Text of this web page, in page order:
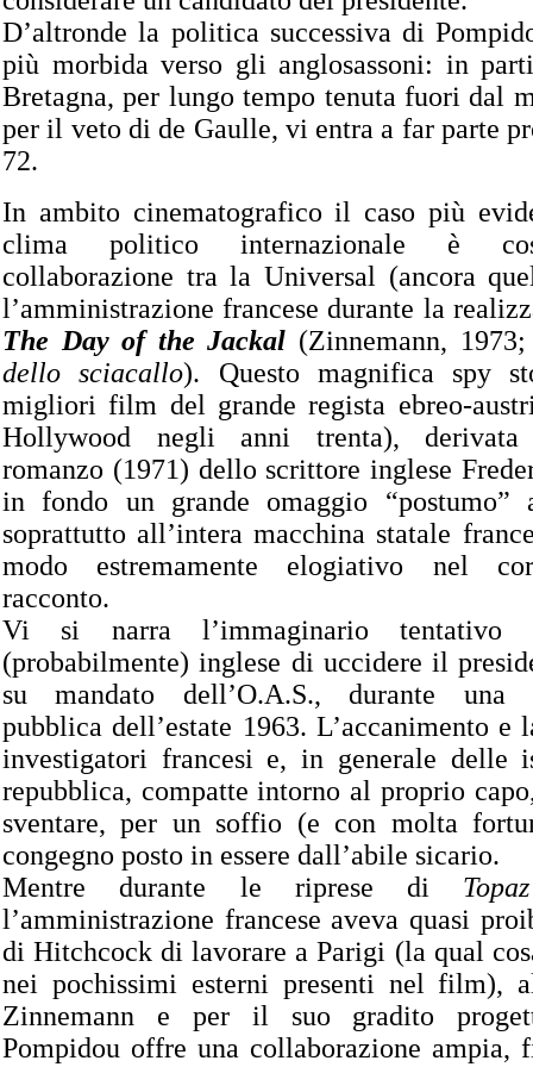
D’altronde la politica successiva di
più morbida verso gli anglosassoni: in
Bretagna, per lungo tempo tenuta fuori dal
per il veto di de Gaulle, vi entra a far parte
72.
In ambito cinematografico il caso più
clima politico internazionale è
collaborazione tra la Universal (ancora
l’amministrazione francese durante la
The Day of the Jackal (Zinnemann,
dello sciacallo). Questo magnifica spy
migliori film del grande regista ebreo-
Hollywood negli anni trenta), derivata
romanzo (1971) dello scrittore inglese
in fondo un grande omaggio
soprattutto all’intera macchina statale
modo estremamente elogiativo nel
racconto.
Vi si narra l’immaginario
(probabilmente) inglese di uccidere il
su mandato dell’O.A.S., durante una
pubblica dell’estate 1963. L’accanimento e
investigatori francesi e, in generale delle
repubblica, compatte intorno al proprio
sventare, per un soffio (e con molta
congegno posto in essere dall’abile sicario.
Mentre durante le riprese di Topaz
l’amministrazione francese aveva quasi
di Hitchcock di lavorare a Parigi (la qual
nei pochissimi esterni presenti nel film),
Zinnemann e per il suo gradito
Pompidou offre una collaborazione ampia,